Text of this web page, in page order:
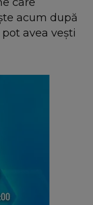
acum după
avea vești